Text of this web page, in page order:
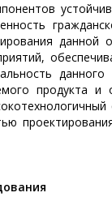
данной
данного
продукта и